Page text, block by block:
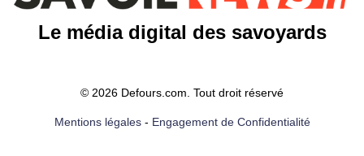
Le média digital des savoyards
© 2026 Defours.com. Tout droit réservé
Mentions légales- Engagement de Confidentialité